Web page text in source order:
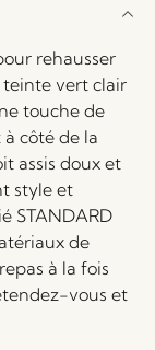
rehausser
teinte vert clair
touche de
côté de la
assis doux et
style et
STANDARD
de
à la fois
vous et